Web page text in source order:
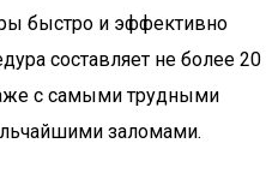
быстро и эффективно
составляет не более 20
с самыми трудными
заломами.